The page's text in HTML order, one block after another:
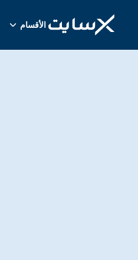
الأقسام